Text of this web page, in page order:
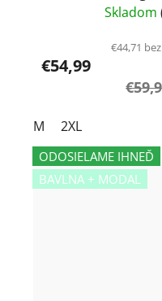
jemným vzorom
Skladom
€44,71
€54,99
M 2XL
ODOSIELAME IHNEĎ
BAVLNA + MODAL